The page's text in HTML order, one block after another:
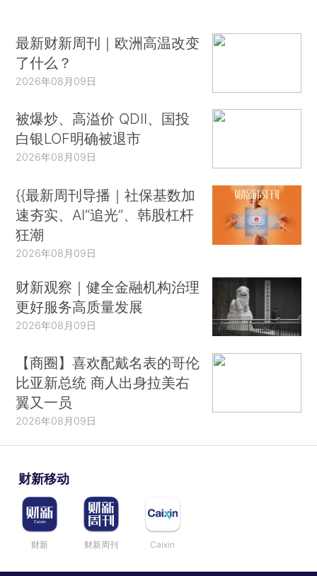
最新财新周刊｜欧洲高温改变
了什么？
2026年08月09日
被爆炒、高溢价 QDII、国投
白银LOF明确被退市
2026年08月09日
{{最新周刊导播｜社保基数加
速夯实、AI“追光”、韩股杠杆
狂潮
2026年08月09日
财新观察｜健全金融机构治理
更好服务高质量发展
2026年08月09日
【商圈】喜欢配戴名表的哥伦
比亚新总统 商人出身拉美右
翼又一员
2026年08月09日
财新移动
财新 财新周刊 Caixin